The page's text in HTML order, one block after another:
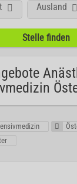
Ausland